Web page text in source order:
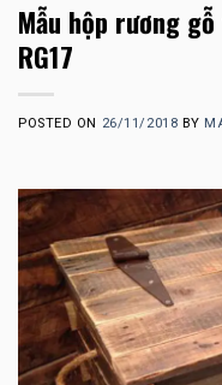
Mẫu hộp rương
RG17
POSTED ON 26/11/2018 BY